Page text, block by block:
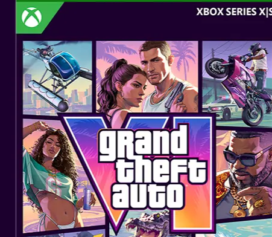
emblematica serie survival horror Resident Evil™, va fi lansat pe 27
2026, pe PlayStation®5, Nintendo Switch™ 2, Xbox Series X|S și PC
Steam și Epic Games Store. Bazat pe RE ENGINE și valorificând
putere a consolelor moderne, Resident Evil Requiem oferă un
înfiorător cum nu s-a mai întâmplat până acum, cu detalii complexe
personajelor, precum expresii faciale realiste, texturi realiste ale
picături de transpirație de înaltă fidelitate, care cu siguranță îi vor
jucători cu sufletul la gură. Resident Evil Requiem duce seria înapoi
emblematicul Raccoon City, casa dezastrului biologic care a zguduit
combinând aspecte profund terifiante ale horror-ului psihologic cu
palpitantă pe care fanii francizei o cunosc și o iubesc.
O nouă eră a survival horror începe în 2026. Vei supraviețui?
CARACTERISTICI
Trei ediții Epice – Resident Evil Requiem va fi disponibil atât în ediția